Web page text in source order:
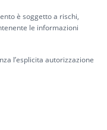
è soggetto a rischi,
le informazioni
l’esplicita autorizzazione